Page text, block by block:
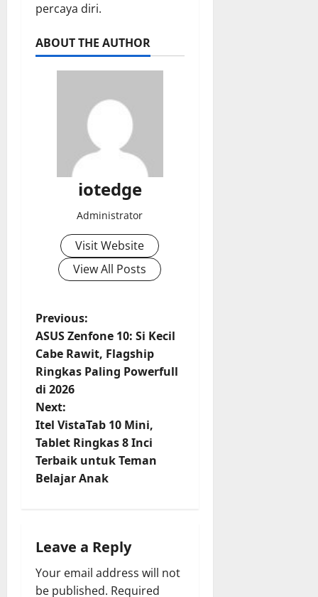
percaya diri.
ABOUT THE AUTHOR
iotedge
Administrator
Visit Website
View All Posts
P
o
s
t
n
a
g
Previous:
ASUS Zenfone 10: Si Kecil
Cabe Rawit, Flagship
Ringkas Paling Powerfull
di 2026
Next:
Itel VistaTab 10 Mini,
Tablet Ringkas 8 Inci
Terbaik untuk Teman
Belajar Anak
Leave a Reply
Your email address will not
be published. Required